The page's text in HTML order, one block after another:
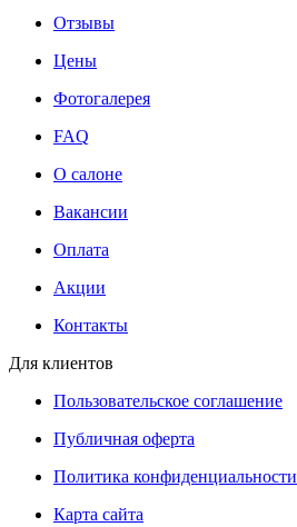
Отзывы
Цены
Фотогалерея
FAQ
О салоне
Вакансии
Оплата
Акции
Контакты
Для клиентов
Пользовательское соглашение
Публичная оферта
Политика конфиденциальности
Карта сайта